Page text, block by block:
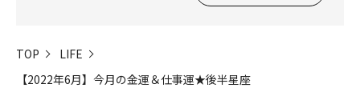
TOP
LIFE
【2022年6月】今月の金運＆仕事運★後半星座